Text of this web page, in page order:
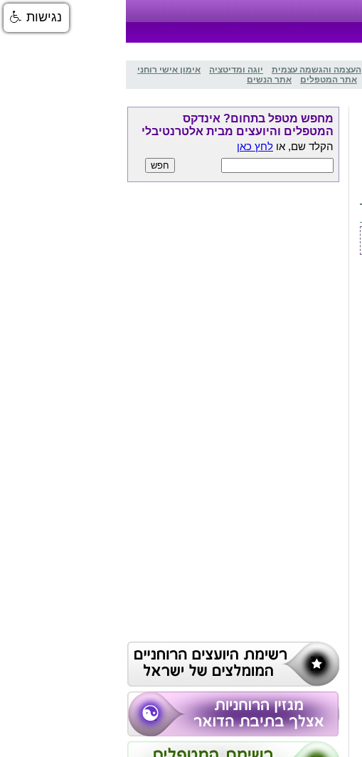
העצמה והגשמה עצמית יוגה ומדיטציה
אימון אישי רוחני
אתר המטפלים אתר הנשים
מחפש מטפל בתחום? אינדקס
המטפלים והיועצים מבית אלטרנטיבלי
הקלד שם, או לחץ כאן
נגישות